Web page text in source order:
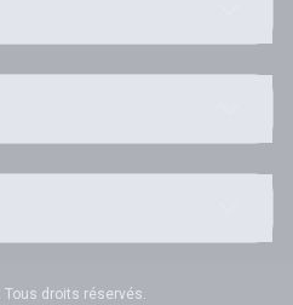
droits réservés.